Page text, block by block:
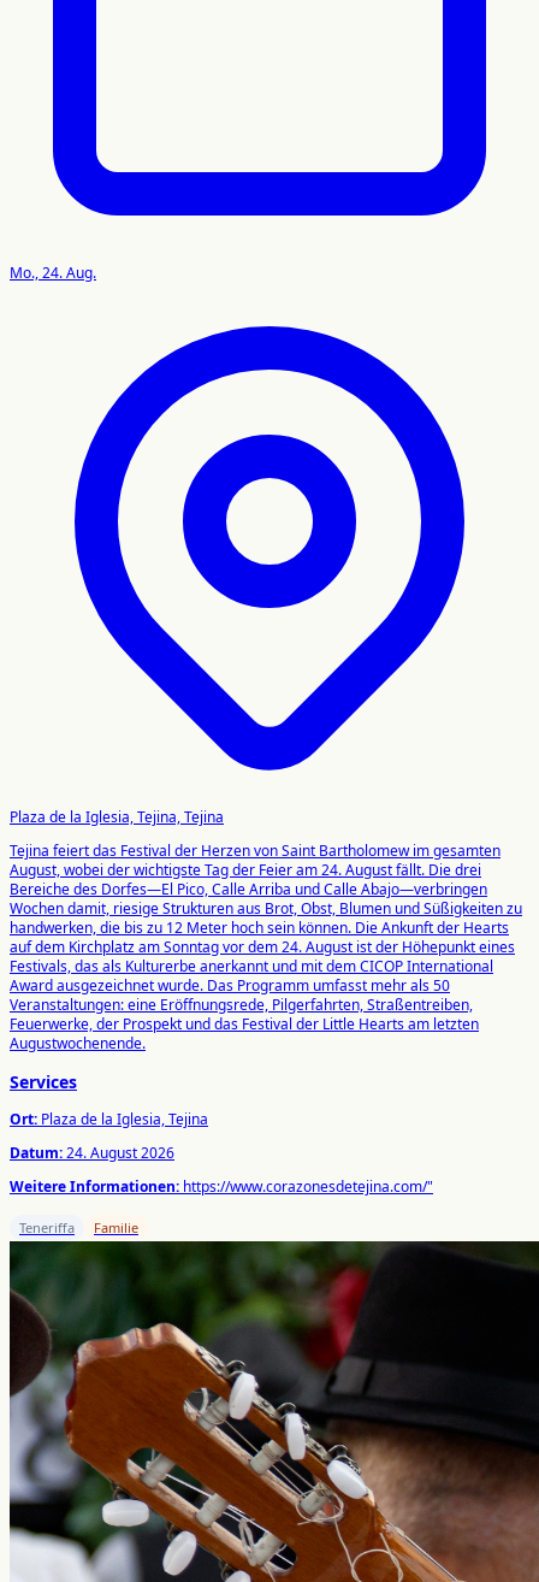
Mo., 24. Aug.
Plaza de la Iglesia, Tejina, Tejina
Tejina feiert das Festival der Herzen von Saint Bartholomew im gesamten
August, wobei der wichtigste Tag der Feier am 24. August fällt. Die drei
Bereiche des Dorfes—El Pico, Calle Arriba und Calle Abajo—verbringen
Wochen damit, riesige Strukturen aus Brot, Obst, Blumen und Süßigkeiten zu
handwerken, die bis zu 12 Meter hoch sein können. Die Ankunft der Hearts
auf dem Kirchplatz am Sonntag vor dem 24. August ist der Höhepunkt eines
Festivals, das als Kulturerbe anerkannt und mit dem CICOP International
Award ausgezeichnet wurde. Das Programm umfasst mehr als 50
Veranstaltungen: eine Eröffnungsrede, Pilgerfahrten, Straßentreiben,
Feuerwerke, der Prospekt und das Festival der Little Hearts am letzten
Augustwochenende.
Services
Ort: Plaza de la Iglesia, Tejina
Datum:24. August 2026
Weitere Informationen: https://www.corazonesdetejina.com/"
Teneriffa Familie